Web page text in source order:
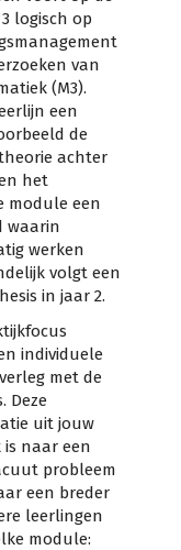
logisch op
van
(M3).
een
de
achter
het
module een
waarin
werken
volgt een
in jaar 2.
individuele
met de
Deze
uit jouw
is naar een
probleem
een breder
leerlingen
module: